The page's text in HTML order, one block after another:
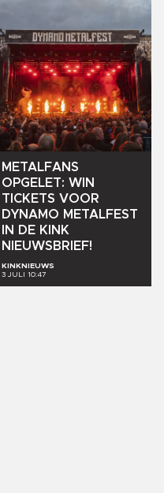
METALFANS
OPGELET: WIN
TICKETS VOOR
DYNAMO METALFEST
IN
DE KINK
NIEUWSBRIEF!
KINKNIEUWS
3 JULI 10:47